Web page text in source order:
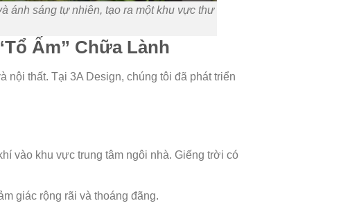
ánh sáng tự nhiên, tạo ra một khu vực thư
Ấm” Chữa Lành
nội thất. Tại 3A Design, chúng tôi đã phát triển
vào khu vực trung tâm ngôi nhà. Giếng trời có
giác rộng rãi và thoáng đãng.